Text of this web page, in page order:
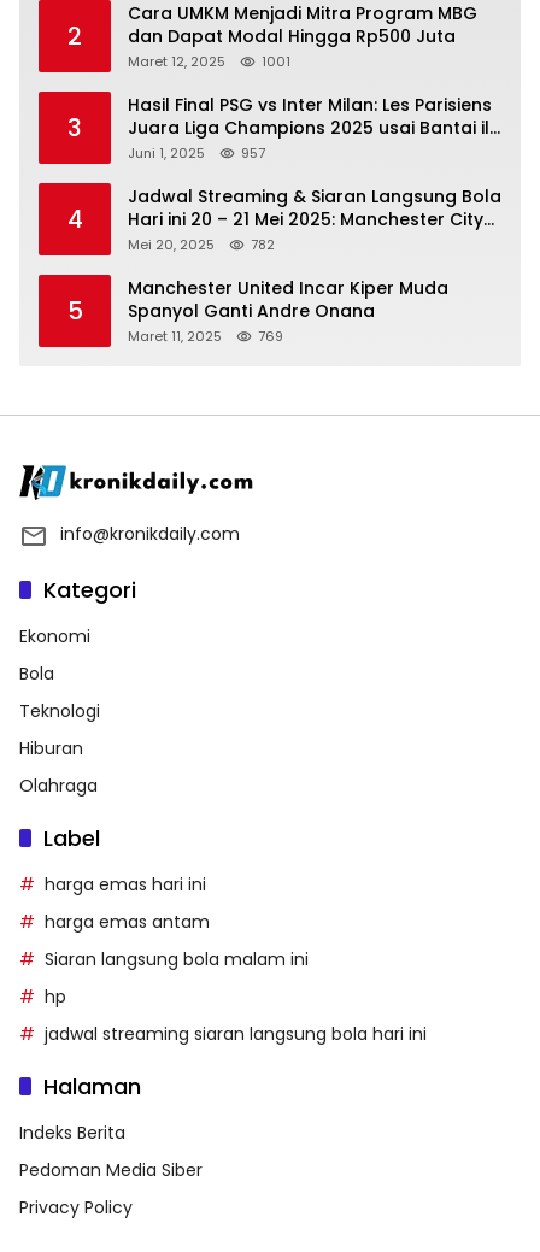
2
Cara UMKM Menjadi Mitra Program MBG
dan Dapat Modal Hingga Rp500 Juta
Maret 12, 2025 1001
3
Hasil Final PSG vs Inter Milan: Les Parisiens
Juara Liga Champions 2025 usai Bantai il
Nerazzurri
Juni 1, 2025 957
4
Jadwal Streaming & Siaran Langsung Bola
Hari ini 20 – 21 Mei 2025: Manchester City
vs Bournemouth
Mei 20, 2025 782
5
Manchester United Incar Kiper Muda
Spanyol Ganti Andre Onana
Maret 11, 2025 769
info@kronikdaily.com
Kategori
Ekonomi
Bola
Teknologi
Hiburan
Olahraga
Label
harga emas hari ini
harga emas antam
Siaran langsung bola malam ini
hp
jadwal streaming siaran langsung bola hari ini
Halaman
Indeks Berita
Pedoman Media Siber
Privacy Policy